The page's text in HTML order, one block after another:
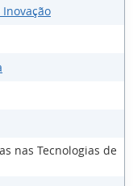
nas Tecnologias de